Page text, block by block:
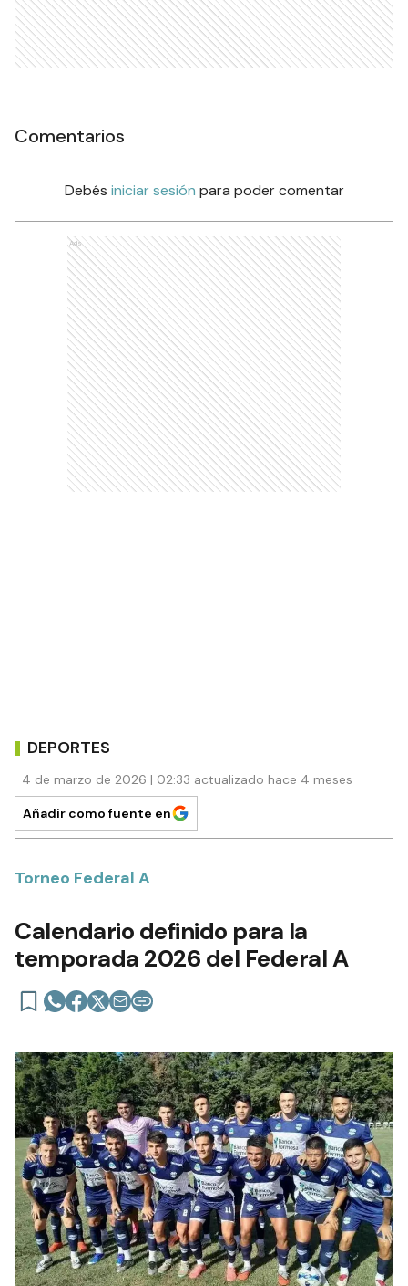
Comentarios
Debés iniciar sesión para poder comentar
Ads
DEPORTES
4 de marzo de 2026 | 02:33 actualizado hace 4 meses
Añadir como fuente en
Torneo Federal A
Calendario definido para la
temporada 2026 del Federal A